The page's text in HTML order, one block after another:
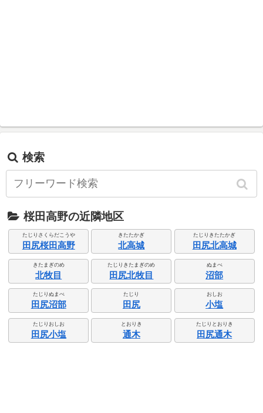
検索
桜田高野の近隣地区
たじりさくらだこうや
田尻桜田高野
きたたかぎ
北高城
たじりきたたかぎ
田尻北高城
きたまぎのめ
北牧目
たじりきたまぎのめ
田尻北牧目
ぬまべ
沼部
たじりぬまべ
田尻沼部
たじり
田尻
おしお
小塩
たじりおしお
田尻小塩
とおりき
通木
たじりとおりき
田尻通木